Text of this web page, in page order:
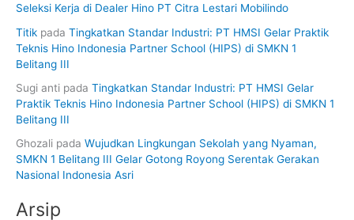
Seleksi Kerja di Dealer Hino PT Citra Lestari Mobilindo
Titik pada Tingkatkan Standar Industri: PT HMSI Gelar Praktik
Teknis Hino Indonesia Partner School (HIPS) di SMKN 1
Belitang III
Sugi anti pada Tingkatkan Standar Industri: PT HMSI Gelar
Praktik Teknis Hino Indonesia Partner School (HIPS) di SMKN 1
Belitang III
Ghozali pada Wujudkan Lingkungan Sekolah yang Nyaman,
SMKN 1 Belitang III Gelar Gotong Royong Serentak Gerakan
Nasional Indonesia Asri
Arsip